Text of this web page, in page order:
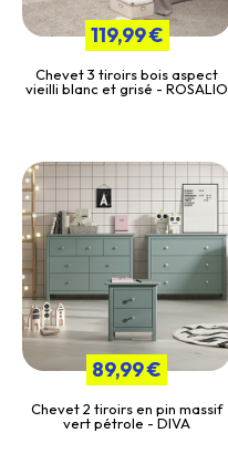
119,99 €
Chevet 3 tiroirs bois aspect
vieilli blanc et grisé - ROSALIO
89,99 €
Chevet 2 tiroirs en pin massif
vert pétrole - DIVA